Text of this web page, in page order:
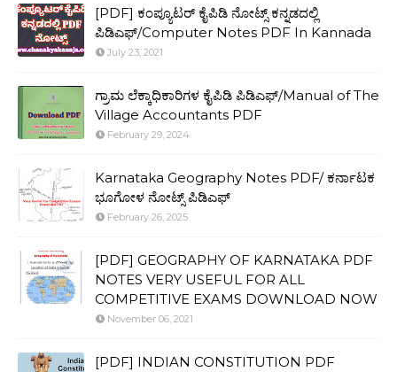
[PDF] ಕಂಪ್ಯೂಟರ್ ಕೈಪಿಡಿ ನೋಟ್ಸ್ ಕನ್ನಡದಲ್ಲಿ
ಪಿಡಿಎಫ್/Computer Notes PDF In Kannada
July 23, 2021
ಗ್ರಾಮ ಲೆಕ್ಕಾಧಿಕಾರಿಗಳ ಕೈಪಿಡಿ ಪಿಡಿಎಫ್/Manual of The
Village Accountants PDF
February 29, 2024
Karnataka Geography Notes PDF/ ಕರ್ನಾಟಕ
ಭೂಗೋಳ ನೋಟ್ಸ್ ಪಿಡಿಎಫ್
February 26, 2025
[PDF] GEOGRAPHY OF KARNATAKA PDF
NOTES VERY USEFUL FOR ALL
COMPETITIVE EXAMS DOWNLOAD NOW
November 06, 2021
[PDF] INDIAN CONSTITUTION PDF